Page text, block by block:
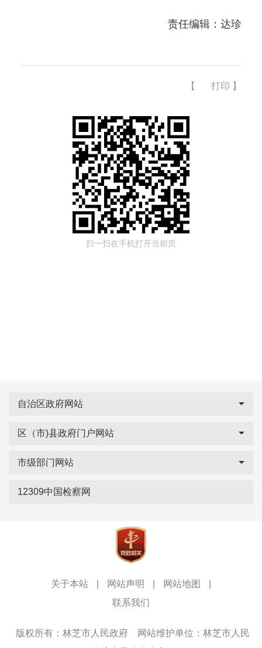
责任编辑：达珍
【 打印 】
扫一扫在手机打开当前页
自治区政府网站
区（市)县政府门户网站
市级部门网站
12309中国检察网
关于本站 网站声明 网站地图
联系我们
版权所有：林芝市人民政府
网站维护单位：林芝市人民